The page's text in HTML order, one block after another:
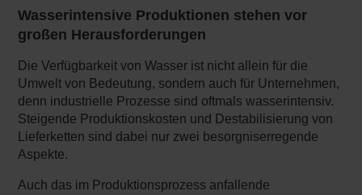
Wasserintensive Produktionen stehen vor
großen Herausforderungen
Die Verfügbarkeit von Wasser ist nicht allein für die
Umwelt von Bedeutung, sondern auch für Unternehmen,
denn industrielle Prozesse sind oftmals wasserintensiv.
Steigende Produktionskosten und Destabilisierung von
Lieferketten sind dabei nur zwei besorgniserregende
Aspekte.
Auch das im Produktionsprozess anfallende